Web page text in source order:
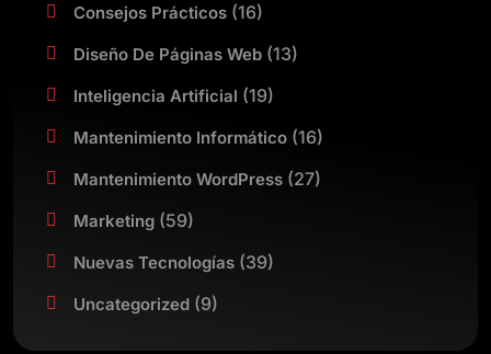
Consejos Prácticos (16)
Diseño De Páginas Web (13)
Inteligencia Artificial (19)
Mantenimiento Informático (16)
Mantenimiento WordPress (27)
Marketing (59)
Nuevas Tecnologías (39)
Uncategorized (9)